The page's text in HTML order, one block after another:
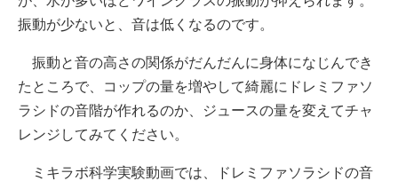
振動が少ないと、音は低くなるのです。
振動と音の高さの関係がだんだんに身体になじんでき
たところで、コップの量を増やして綺麗にドレミファソ
ラシドの音階が作れるのか、ジュースの量を変えてチャ
レンジしてみてください。
ミキラボ科学実験動画では、ドレミファソラシドの音